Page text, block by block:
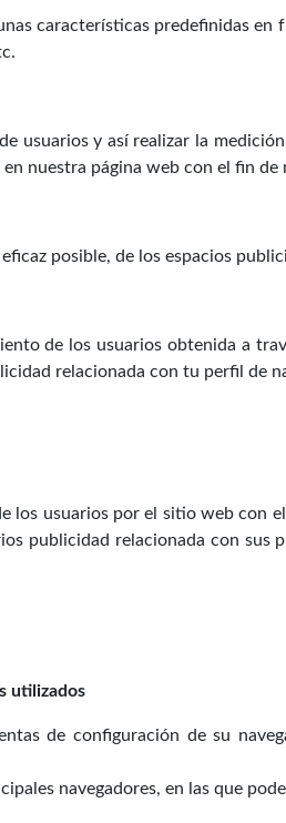
características predefinidas
usuarios y así realizar la
nuestra página web con el fin
posible, de los espacios
de los usuarios obtenida a
relacionada con tu perfil de
los usuarios por el sitio web con
publicidad relacionada con
utilizados
de configuración de su
navegadores, en las que